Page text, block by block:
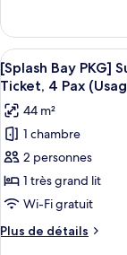
in
DayOnly)
Tower
Lake
Deluxe
Double
(Usage:
CI
Day
Only)
le
type
de
chambre
[Splash
Bay
PKG]
Forest
Tower
Lake
Double
(Usage:
Afficher
toutes
les
photos
pour
ce
type
de
chambre :
[Splash
4
[Splash Bay PKG]
Ticket, 4 Pax
44 m²
1 chambre
2 personnes
1 très grand lit
Wi-Fi gratuit
Plus de détails
Plus